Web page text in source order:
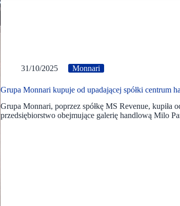
31/10/2025 Monnari
Grupa Monnari kupuje od upadającej spółki centrum
Grupa Monnari, poprzez spółkę MS Revenue, kupiła
przedsiębiorstwo obejmujące galerię handlową Milo